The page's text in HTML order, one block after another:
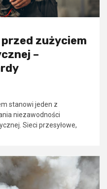
zużyciem
–
stanowi jeden z
niezawodności
Sieci przesyłowe,